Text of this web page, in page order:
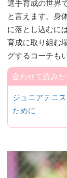
選手育成の世界
と言えます。身
に落とし込むに
育成に取り組む
グするコーチも
合わせて読み
ジュニアテニ
ために